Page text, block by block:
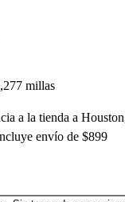
millas
a la tienda a
envío de $899